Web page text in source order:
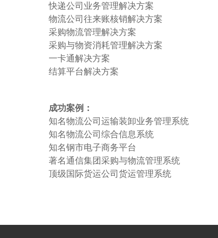
快递公司业务管理解决方案
物流公司往来账核销解决方案
采购物流管理解决方案
采购与物资消耗管理解决方案
一卡通解决方案
结算平台解决方案
成功案例：
知名物流公司运输装卸业务管理系统
知名物流公司综合信息系统
知名钢市电子商务平台
著名通信集团采购与物流管理系统
顶级国际货运公司货运管理系统